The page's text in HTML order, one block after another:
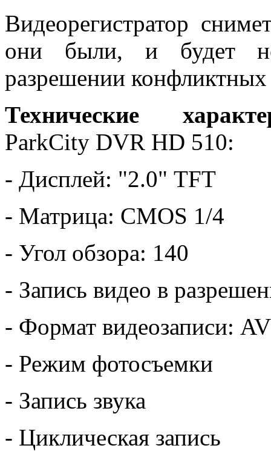
Видеорегистратор
они были, и будет
разрешении конфликтных
Технические
ParkCity DVR HD 510:
- Дисплей: "2.0" TFT
- Матрица: CMOS 1/4
- Угол обзора: 140
- Запись видео в
- Формат видеозаписи:
- Режим фотосъемки
- Запись звука
- Циклическая запись